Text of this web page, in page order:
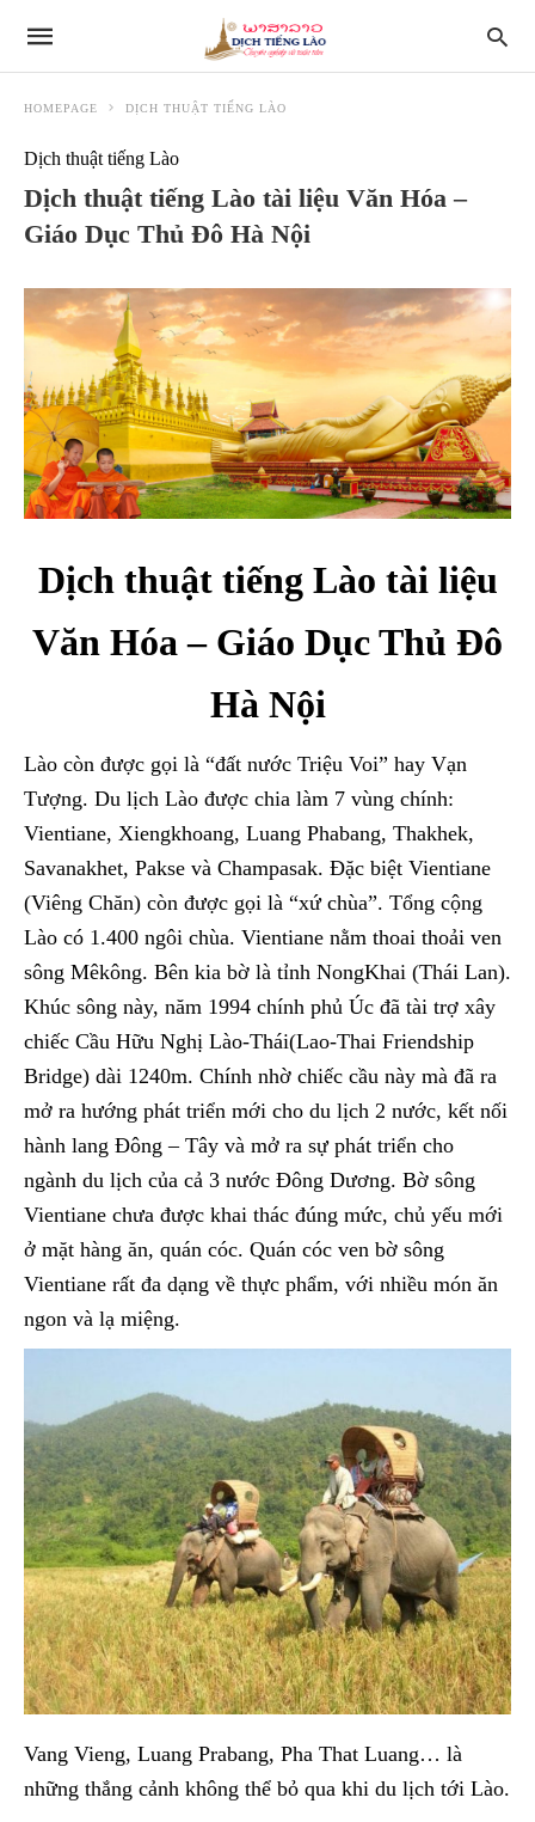
HOMEPAGE DỊCH THUẬT TIẾNG LÀO
Dịch thuật tiếng Lào
Dịch thuật tiếng Lào tài liệu Văn Hóa –
Giáo Dục Thủ Đô Hà Nội
Dịch thuật tiếng Lào tài liệu
Văn Hóa – Giáo Dục Thủ Đô
Hà Nội
Lào còn được gọi là “đất nước Triệu Voi” hay Vạn
Tượng. Du lịch Lào được chia làm 7 vùng chính:
Vientiane, Xiengkhoang, Luang Phabang, Thakhek,
Savanakhet, Pakse và Champasak. Đặc biệt Vientiane
(Viêng Chăn) còn được gọi là “xứ chùa”. Tổng cộng
Lào có 1.400 ngôi chùa. Vientiane nằm thoai thoải ven
sông Mêkông. Bên kia bờ là tỉnh NongKhai (Thái Lan).
Khúc sông này, năm 1994 chính phủ Úc đã tài trợ xây
chiếc Cầu Hữu Nghị Lào-Thái(Lao-Thai Friendship
Bridge) dài 1240m. Chính nhờ chiếc cầu này mà đã ra
mở ra hướng phát triển mới cho du lịch 2 nước, kết nối
hành lang Đông – Tây và mở ra sự phát triển cho
ngành du lịch của cả 3 nước Đông Dương. Bờ sông
Vientiane chưa được khai thác đúng mức, chủ yếu mới
ở mặt hàng ăn, quán cóc. Quán cóc ven bờ sông
Vientiane rất đa dạng về thực phẩm, với nhiều món ăn
ngon và lạ miệng.
Vang Vieng, Luang Prabang, Pha That Luang… là
những thắng cảnh không thể bỏ qua khi du lịch tới Lào.